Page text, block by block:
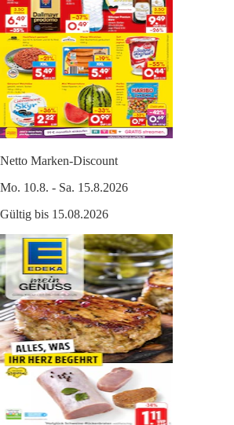
Netto Marken-Discount
Mo. 10.8. - Sa. 15.8.2026
Gültig bis 15.08.2026